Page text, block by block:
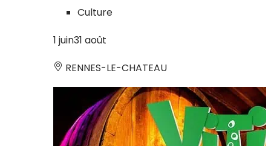
Culture
1 juin31 août
RENNES-LE-CHATEAU